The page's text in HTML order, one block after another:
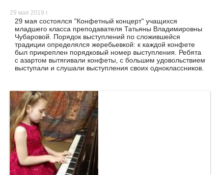
29 мая 2019 г.
29 мая состоялся "Конфетный концерт" учащихся
младшего класса преподавателя Татьяны Владимировны
Чубаровой. Порядок выступлений по сложившейся
традиции определялся жеребьевкой: к каждой конфете
был прикреплен порядковый номер выступления. Ребята
с азартом вытягивали конфеты, с большим удовольствием
выступали и слушали выступления своих одноклассников.